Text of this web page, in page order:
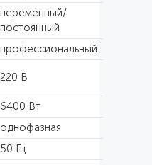
переменный/
постоянный
профессиональный
220 В
6400 Вт
однофазная
50 Гц